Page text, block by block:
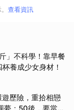
查看資訊
」不科學！靠早餐
養成少女身材！
歷險，重拾相戀